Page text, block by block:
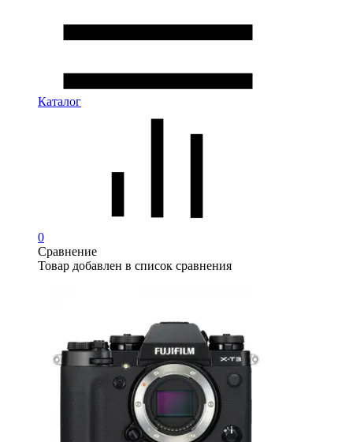
Каталог
0
Сравнение
Товар добавлен в список сравнения